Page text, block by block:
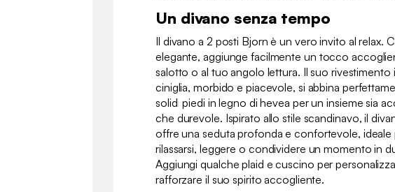
Un divano senza tempo
Il divano a 2 posti Bjorn è un vero invito al relax.
elegante, aggiunge facilmente un tocco
salotto o al tuo angolo lettura. Il suo rivestimento
ciniglia, morbido e piacevole, si abbina
solidi piedi in legno di hevea per un insieme sia
che durevole. Ispirato allo stile scandinavo, il
offre una seduta profonda e confortevole, ideale
rilassarsi, leggere o condividere un momento in
Aggiungi qualche plaid e cuscino per
rafforzare il suo spirito accogliente.